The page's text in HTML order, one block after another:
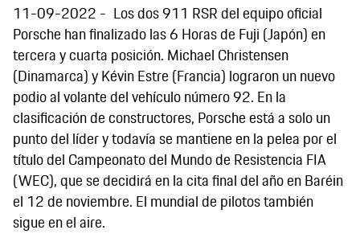
11-09-2022
Los dos 911 RSR del equipo oficial
Porsche han finalizado las 6 Horas de Fuji (Japón) en
tercera y cuarta posición. Michael Christensen
(Dinamarca) y Kévin Estre (Francia) lograron un nuevo
podio al volante del vehículo número 92. En la
clasificación de constructores, Porsche está a solo un
punto del líder y todavía se mantiene en la pelea por el
título del Campeonato del Mundo de Resistencia FIA
(WEC), que se decidirá en la cita final del año en Baréin
el 12 de noviembre. El mundial de pilotos también
sigue en el aire.